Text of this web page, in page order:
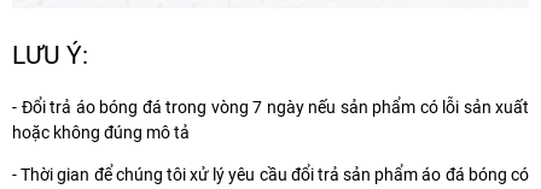
LƯU Ý:
- Đổi trả áo bóng đá trong vòng 7 ngày nếu sản phẩm có lỗi sản xuất
hoặc không đúng mô tả
- Thời gian để chúng tôi xử lý yêu cầu đổi trả sản phẩm áo đá bóng có